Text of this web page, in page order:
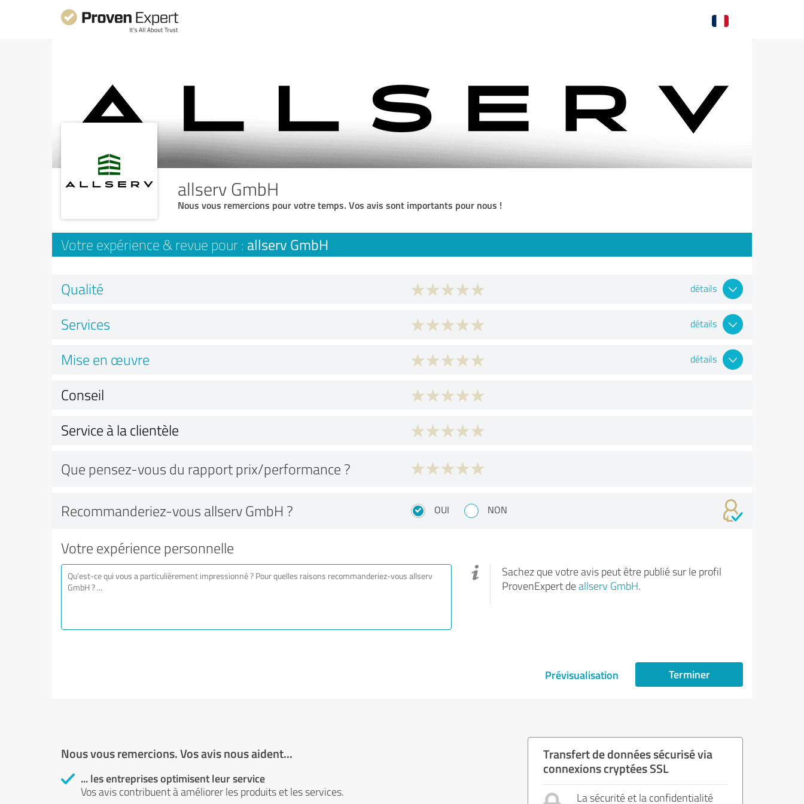
allserv GmbH
Nous vous remercions pour votre temps. Vos avis sont importants pour nous !
Votre expérience & revue pour : allserv GmbH
Qualité détails
Services détails
Mise en œuvre détails
Conseil
Service à la clientèle
Que pensez-vous du rapport prix/performance ?
Recommanderiez-vous allserv GmbH ? OUI NON
Votre expérience personnelle
Sachez que votre avis peut être publié sur le profil
ProvenExpert deallserv GmbH.
Prévisualisation Terminer
Nous vous remercions. Vos avis nous aident...
... les entreprises optimisent leur service
Vos avis contribuent à améliorer les produits et les services.
Transfert de données sécurisé via
connexions cryptées SSL
La sécurité et la confidentialité